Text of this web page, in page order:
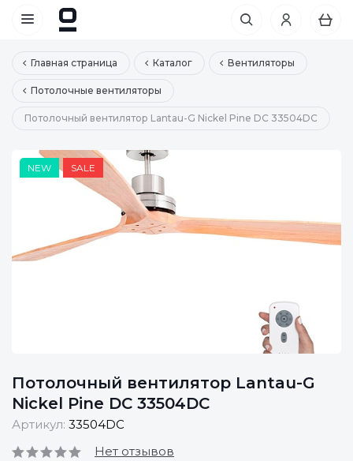
Главная страница Каталог Вентиляторы
Потолочные вентиляторы
Потолочный вентилятор Lantau-G Nickel Pine DC 33504DC
NEW SALE
Потолочный вентилятор Lantau-G
Nickel Pine DC 33504DC
Артикул: 33504DC
Нет отзывов